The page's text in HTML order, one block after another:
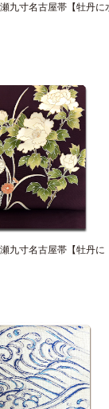
九寸名古屋帯【牡丹に
九寸名古屋帯【牡丹に